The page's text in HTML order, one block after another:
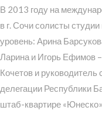
В 2013 году на
в г. Сочи солисты
уровень: Арина
Ларина и Игорь Ефимов
Кочетов и
делегации Республики
штаб-квартире